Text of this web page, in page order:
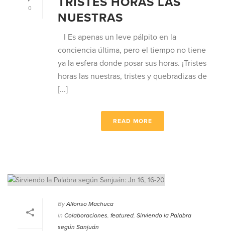
0
NUESTRAS
I Es apenas un leve pálpito en la
conciencia última, pero el tiempo no tiene
ya la esfera donde posar sus horas. ¡Tristes
horas las nuestras, tristes y quebradizas de
[...]
READ MORE
By Alfonso Machuca
In Colaboraciones featured Sirviendo la Palabra
según Sanjuán